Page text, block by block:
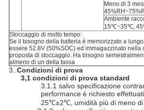
Meno di 3
Ambiente
15℃~35℃,
Stoccaggio di molto tempo:
Se il bisogno della batteria è memorizzato a
essere 52.8V (50%SOC) ed immagazzinato nella
proposta di stoccaggio. Ha bisogno
almeno di un della tassa
3. Condizioni di prova
3,1 condizioni di prova standard
3.1.1 salvo specificazione
performance è richiesto
25℃±2℃, umidità più di meno di